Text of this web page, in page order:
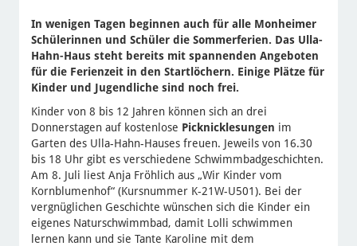
In wenigen Tagen beginnen auch für alle Monheimer
Schülerinnen und Schüler die Sommerferien. Das Ulla-
Hahn-Haus steht bereits mit spannenden Angeboten
für die Ferienzeit in den Startlöchern. Einige Plätze für
Kinder und Jugendliche sind noch frei.
Kinder von 8 bis 12 Jahren können sich an drei
Donnerstagen auf kostenlose Picknicklesungen im
Garten des Ulla-Hahn-Hauses freuen. Jeweils von 16.30
bis 18 Uhr gibt es verschiedene Schwimmbadgeschichten.
Am 8. Juli liest Anja Fröhlich aus „Wir Kinder vom
Kornblumenhof“ (Kursnummer K-21W-U501). Bei der
vergnüglichen Geschichte wünschen sich die Kinder ein
eigenes Naturschwimmbad, damit Lolli schwimmen
lernen kann und sie Tante Karoline mit dem